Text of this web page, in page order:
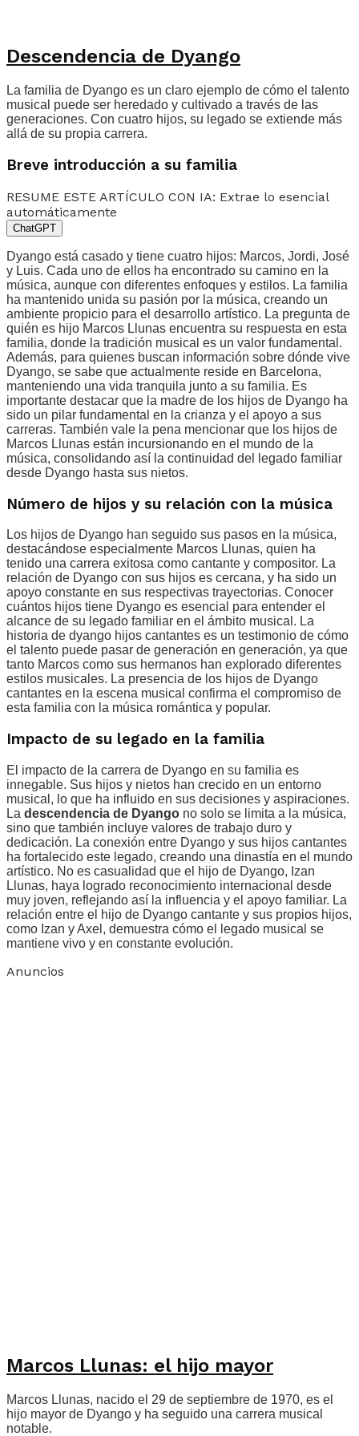
Descendencia de Dyango
La familia de Dyango es un claro ejemplo de cómo el talento
musical puede ser heredado y cultivado a través de las
generaciones. Con cuatro hijos, su legado se extiende más
allá de su propia carrera.
Breve introducción a su familia
RESUME ESTE ARTÍCULO CON IA: Extrae lo esencial
automáticamente
ChatGPT
Dyango está casado y tiene cuatro hijos: Marcos, Jordi, José
y Luis. Cada uno de ellos ha encontrado su camino en la
música, aunque con diferentes enfoques y estilos. La familia
ha mantenido unida su pasión por la música, creando un
ambiente propicio para el desarrollo artístico. La pregunta de
quién es hijo Marcos Llunas encuentra su respuesta en esta
familia, donde la tradición musical es un valor fundamental.
Además, para quienes buscan información sobre dónde vive
Dyango, se sabe que actualmente reside en Barcelona,
manteniendo una vida tranquila junto a su familia. Es
importante destacar que la madre de los hijos de Dyango ha
sido un pilar fundamental en la crianza y el apoyo a sus
carreras. También vale la pena mencionar que los hijos de
Marcos Llunas están incursionando en el mundo de la
música, consolidando así la continuidad del legado familiar
desde Dyango hasta sus nietos.
Número de hijos y su relación con la música
Los hijos de Dyango han seguido sus pasos en la música,
destacándose especialmente Marcos Llunas, quien ha
tenido una carrera exitosa como cantante y compositor. La
relación de Dyango con sus hijos es cercana, y ha sido un
apoyo constante en sus respectivas trayectorias. Conocer
cuántos hijos tiene Dyango es esencial para entender el
alcance de su legado familiar en el ámbito musical. La
historia de dyango hijos cantantes es un testimonio de cómo
el talento puede pasar de generación en generación, ya que
tanto Marcos como sus hermanos han explorado diferentes
estilos musicales. La presencia de los hijos de Dyango
cantantes en la escena musical confirma el compromiso de
esta familia con la música romántica y popular.
Impacto de su legado en la familia
El impacto de la carrera de Dyango en su familia es
innegable. Sus hijos y nietos han crecido en un entorno
musical, lo que ha influido en sus decisiones y aspiraciones.
La descendencia de Dyango no solo se limita a la música,
sino que también incluye valores de trabajo duro y
dedicación. La conexión entre Dyango y sus hijos cantantes
ha fortalecido este legado, creando una dinastía en el mundo
artístico. No es casualidad que el hijo de Dyango, Izan
Llunas, haya logrado reconocimiento internacional desde
muy joven, reflejando así la influencia y el apoyo familiar. La
relación entre el hijo de Dyango cantante y sus propios hijos,
como Izan y Axel, demuestra cómo el legado musical se
mantiene vivo y en constante evolución.
Anuncios
Marcos Llunas: el hijo mayor
Marcos Llunas, nacido el 29 de septiembre de 1970, es el
hijo mayor de Dyango y ha seguido una carrera musical
notable.